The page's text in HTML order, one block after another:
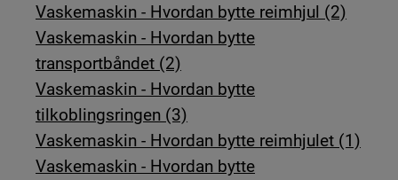
Vaskemaskin - Hvordan bytte reimhjul (2)
Vaskemaskin - Hvordan bytte
transportbåndet (2)
Vaskemaskin - Hvordan bytte
tilkoblingsringen (3)
Vaskemaskin - Hvordan bytte reimhjulet (1)
Vaskemaskin - Hvordan bytte